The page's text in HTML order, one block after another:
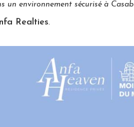
un environnement sécurisé à
Realties.